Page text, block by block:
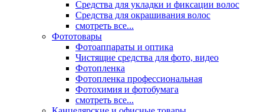
Средства для укладки и фиксации волос
Средства для окрашивания волос
смотреть все...
Фототовары
Фотоаппараты и оптика
Чистящие средства для фото, видео
Фотопленка
Фотопленка профессиональная
Фотохимия и фотобумага
смотреть все...